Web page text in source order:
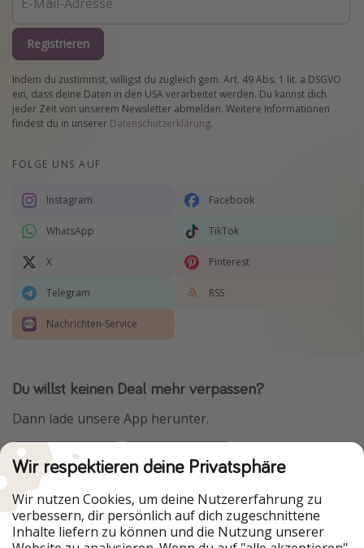
Registrieren
Indem du zustimmst, willigst du zugleich gem. Art. 49 Abs. 1 lit. a DSGVO
ein, dass deine Daten in den USA verarbeitet werden. Du kannst dich
jeder Zeit von unserem Newsletter abmelden. Weitere Informationen
findest du in unserer Datenschutzerklärung.
FOLGE UNS AUF
Instagram Facebook
WhatsApp TikTok
X Pinterest
Telegram RSS
Nachrichten-Service
Du willst keinen Deal mehr verpassen?
Dann lade unsere App herunter.
Urlaubspiraten ist Teil der HolidayPirates Group
Unsere Märkte
Wir respektieren deine Privatsphäre
Wir nutzen Cookies, um deine Nutzererfahrung zu
verbessern, dir persönlich auf dich zugeschnittene
Inhalte liefern zu können und die Nutzung unserer